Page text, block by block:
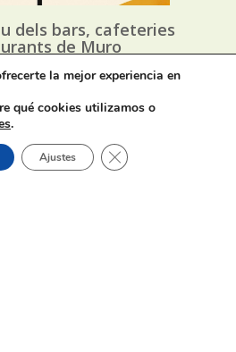
dels bars, cafeteries
de Muro
la mejor experiencia en
qué cookies utilizamos o
.
Ajustes Cerrar el banner de